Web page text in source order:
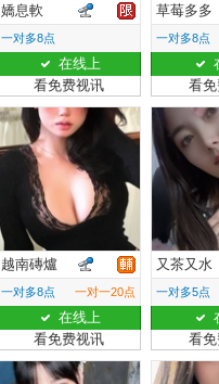
嬌息軟
一对多8点
在线上
看免费视讯
草莓多多
一对多8点
看
越南磚爐
一对多8点 一对一20点
在线上
看免费视讯
又茶又水
一对多5点
看